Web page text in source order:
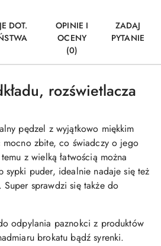
DOT.
OPINIE I
OCENY
(0)
ZADAJ
PYTANIE
rozświetlacza
pędzel z wyjątkowo miękkim
mocno zbite, co świadczy o jego
z wielką łatwością można
sypki puder, idealnie nadaje się też
sprawdzi się także do
odpylania paznokci z produktów
brokatu bądź syrenki.